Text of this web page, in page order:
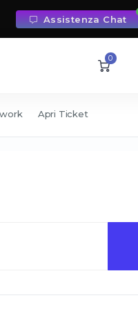
Assistenza Chat
0
Apri Ticket